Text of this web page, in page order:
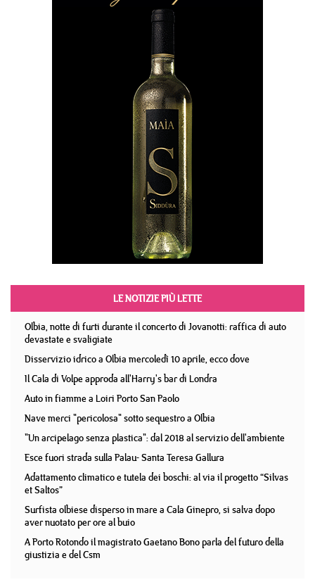
LE NOTIZIE PIÙ LETTE
Olbia, notte di furti durante il concerto di Jovanotti: raffica di auto
devastate e svaligiate
Disservizio idrico a Olbia mercoledì 10 aprile, ecco dove
Il Cala di Volpe approda all'Harry's bar di Londra
Auto in fiamme a Loiri Porto San Paolo
Nave merci "pericolosa" sotto sequestro a Olbia
"Un arcipelago senza plastica": dal 2018 al servizio dell'ambiente
Esce fuori strada sulla Palau- Santa Teresa Gallura
Adattamento climatico e tutela dei boschi: al via il progetto “Silvas
et Saltos”
Surfista olbiese disperso in mare a Cala Ginepro, si salva dopo
aver nuotato per ore al buio
A Porto Rotondo il magistrato Gaetano Bono parla del futuro della
giustizia e del Csm